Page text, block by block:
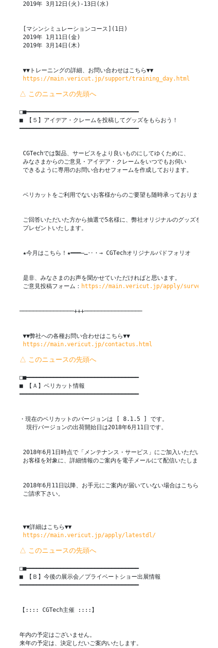
2019年 3月12日(火)-13日(水)
[マシンシミュレーションコース](1日)
2019年 1月11日(金)
2019年 3月14日(木)
▼▼トレーニングの詳細、お問い合わせはこちら▼▼
https://main.vericut.jp/support/training_day.html
△ このニュースの先頭へ
□■━━━━━━━━━━━━━━━━━━━━━━━━━━━━━━━━━
■ 【５】アイデア・クレームを投稿してグッズをもらおう！
━━━━━━━━━━━━━━━━━━━━━━━━━━━━━━━━━━━
CGTechでは製品、サービスをより良いものにしてゆくために、
みなさまからのご意見・アイデア・クレームをいつでもお伺い
できるように専用のお問い合わせフォームを作成しております。
ベリカットをご利用でないお客様からのご要望も随時承っております。
ご回答いただいた方から抽選で5名様に、弊社オリジナルのグッズを
プレゼントいたします。
★今月はこちら！★━━━―…‥・→ CGTechオリジナルパドフォリオ
是非、みなさまのお声を聞かせていただければと思います。
ご意見投稿フォーム： https://main.vericut.jp/apply/survey/
────────────────+++─────────────────
▼▼弊社への各種お問い合わせはこちら▼▼
https://main.vericut.jp/contactus.html
△ このニュースの先頭へ
□■━━━━━━━━━━━━━━━━━━━━━━━━━━━━━━━━━
■ 【Ａ】ベリカット情報
━━━━━━━━━━━━━━━━━━━━━━━━━━━━━━━━━━━
・現在のベリカットのバージョンは [ 8.1.5 ] です。
  現行バージョンの出荷開始日は2018年6月11日です。
2018年6月1日時点で「メンテナンス・サービス」にご加入いただいている
お客様を対象に、詳細情報のご案内を電子メールにて配信いたしました。
2018年6月11日以降、お手元にご案内が届いていない場合はこちらから
ご請求下さい。
▼▼詳細はこちら▼▼
https://main.vericut.jp/apply/latestdl/
△ このニュースの先頭へ
□■━━━━━━━━━━━━━━━━━━━━━━━━━━━━━━━━━
■ 【Ｂ】今後の展示会／プライベートショー出展情報
━━━━━━━━━━━━━━━━━━━━━━━━━━━━━━━━━━━
【:::: CGTech主催 ::::】
年内の予定はございません。
来年の予定は、決定しだいご案内いたします。